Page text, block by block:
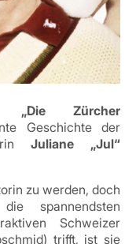
„Die Zürcher
Geschichte der
Juliane „Jul“
zu werden, doch
spannendsten
Schweizer
trifft, ist sie